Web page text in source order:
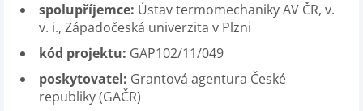
spolupříjemce: Ústav termomechaniky AV ČR, v.
v. i., Západočeská univerzita v Plzni
kód projektu: GAP102/11/049
poskytovatel: Grantová agentura České
republiky (GAČR)